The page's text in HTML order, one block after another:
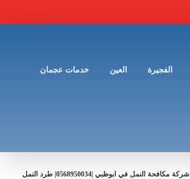
الفجيرة العين خدمات عجمان
شركة مكافحة النمل في ابوظبي |0568950034| طرد النمل